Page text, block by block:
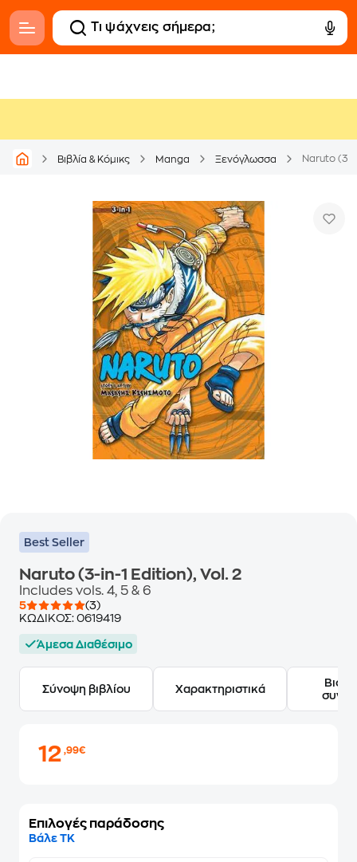
Βιβλία & Κόμικς Manga Ξενόγλωσσα Naruto (3-
Best Seller
Naruto (3-in-1 Edition), Vol. 2
Includes vols. 4, 5 & 6
5
(3)
ΚΩΔΙΚΟΣ: 0619419
Άμεσα Διαθέσιμο
Σύνοψη βιβλίου Χαρακτηριστικά
12,99€
Επιλογές παράδοσης
Βάλε ΤΚ